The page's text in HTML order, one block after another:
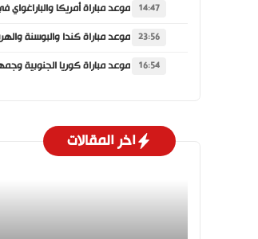
14:47
23:56
16:54
اخر المقالات